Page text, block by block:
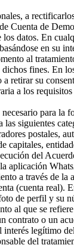
a
Cuenta de
datos. En
en su
al
fines. En
a retirar su
a los
para
las siguientes
postales,
capitales,
del
aplicación
a través de
(cuenta real).
de perfil y su
al que se
contrato o un
legítimo
del